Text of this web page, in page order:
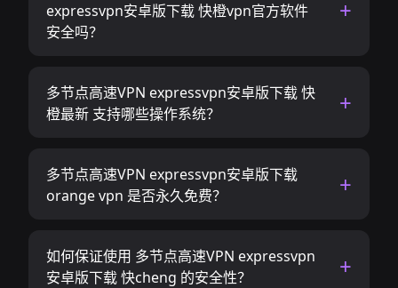
expressvpn安卓版下载 快橙vpn官方软件
安全吗？
多节点高速VPN expressvpn安卓版下载 快
橙最新 支持哪些操作系统？
多节点高速VPN expressvpn安卓版下载
orange vpn 是否永久免费？
如何保证使用 多节点高速VPN expressvpn
安卓版下载 快cheng 的安全性？